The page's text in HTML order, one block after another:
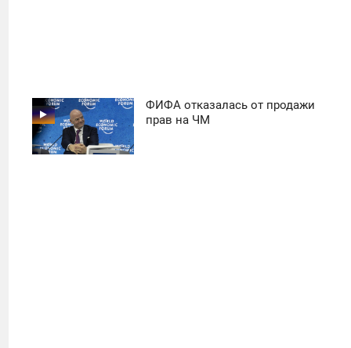
ФИФА отказалась от продажи
прав на ЧМ